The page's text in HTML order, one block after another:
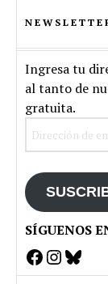
Ingresa tu
al tanto de
gratuita.
SÍGUENOS
Facebook